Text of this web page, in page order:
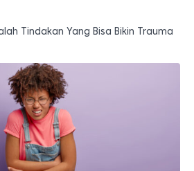
Tindakan Yang Bisa Bikin Trauma